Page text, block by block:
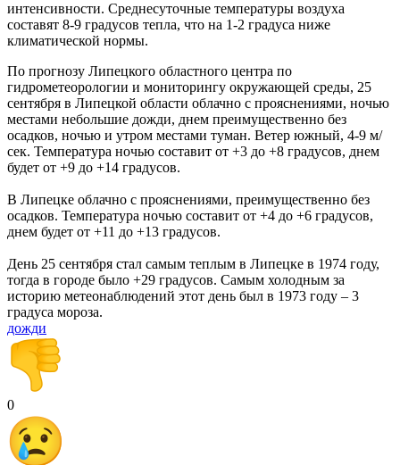
интенсивности. Среднесуточные температуры воздуха
составят 8-9 градусов тепла, что на 1-2 градуса ниже
климатической нормы.
По прогнозу Липецкого областного центра по
гидрометеорологии и мониторингу окружающей среды, 25
сентября в Липецкой области облачно с прояснениями, ночью
местами небольшие дожди, днем преимущественно без
осадков, ночью и утром местами туман. Ветер южный, 4-9 м/
сек. Температура ночью составит от +3 до +8 градусов, днем
будет от +9 до +14 градусов.
В Липецке облачно с прояснениями, преимущественно без
осадков. Температура ночью составит от +4 до +6 градусов,
днем будет от +11 до +13 градусов.
День 25 сентября стал самым теплым в Липецке в 1974 году,
тогда в городе было +29 градусов. Самым холодным за
историю метеонаблюдений этот день был в 1973 году – 3
градуса мороза.
дожди
0